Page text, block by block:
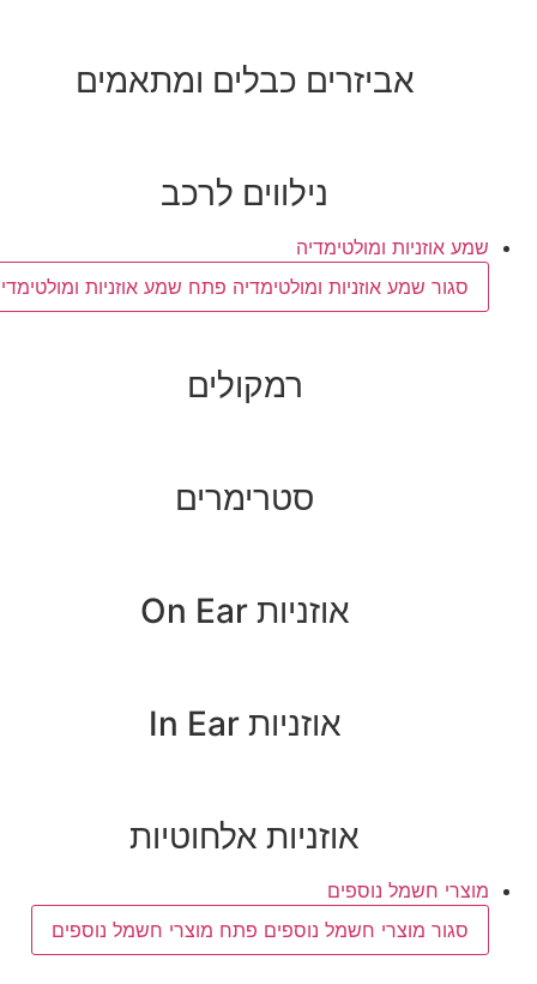
אביזרים כבלים ומתאמים
נילווים לרכב
שמע אוזניות ומולטימדיה
סגור שמע אוזניות ומולטימדיה פתח שמע אוזניות ומולטימדיה
רמקולים
סטרימרים
אוזניות On Ear
אוזניות In Ear
אוזניות אלחוטיות
מוצרי חשמל נוספים
סגור מוצרי חשמל נוספים פתח מוצרי חשמל נוספים